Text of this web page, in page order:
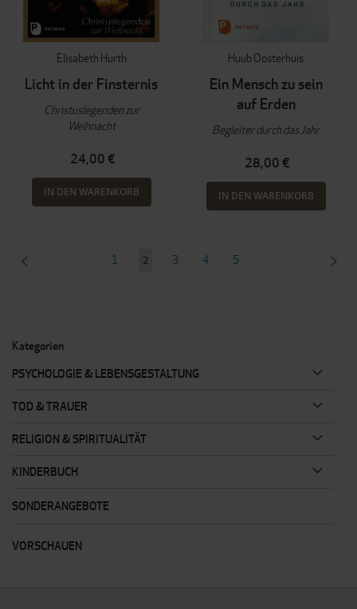
Elisabeth Hurth
Licht in der Finsternis
Christuslegenden zur
Weihnacht
24,00 €
IN DEN WARENKORB
Huub Oosterhuis
Ein Mensch zu sein
auf Erden
Begleiter durch das Jahr
28,00 €
IN DEN WARENKORB
Seite
1
Sie
2 Seite
3 Seite
4 Seite
5
Kategorien
PSYCHOLOGIE & LEBENSGESTALTUNG
TOD & TRAUER
RELIGION & SPIRITUALITÄT
KINDERBUCH
SONDERANGEBOTE
VORSCHAUEN